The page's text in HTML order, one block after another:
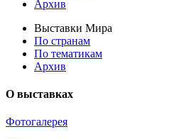
Архив
Выставки Мира
По странам
По тематикам
Архив
О выставках
Фотогалерея